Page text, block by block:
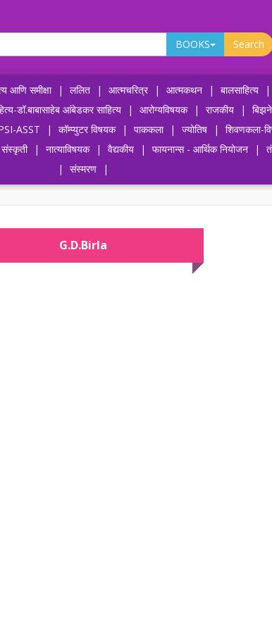
BOOKS Search
आणि समीक्षा | ललित | आत्मचरित्र | आत्मकथन | बालसाहित्य |
डॉ.बाबासाहेब आंबेडकर साहित्य | आरोग्यविषयक | राजकीय |
ASST | कॉम्प्युटर विषयक | पाककला | ज्योतिष | शिवणकला-
संस्कृती | नात्याविषयक | वैद्यकीय | फायनान्स - आर्थिक नियोजन |
|
संस्मरण |
G.D.Birla